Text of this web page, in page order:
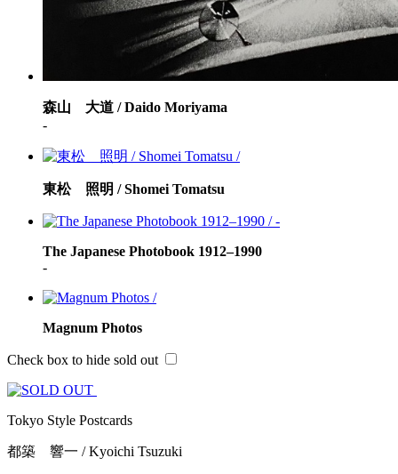
森山 大道 / Daido Moriyama
-
東松 照明 / Shomei Tomatsu
The Japanese Photobook 1912–1990
-
Magnum Photos
Check box to hide sold out
Tokyo Style Postcards
都築 響一 / Kyoichi Tsuzuki